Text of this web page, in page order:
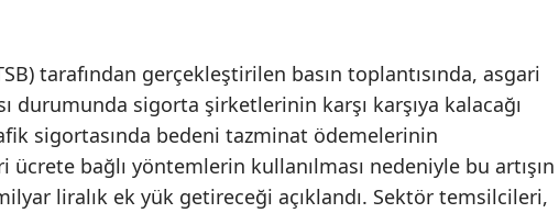
Giresun
Gümüşhane
Hakkari
tarafından gerçekleştirilen basın toplantısında, asgari
durumunda sigorta şirketlerinin karşı karşıya kalacağı
sigortasında bedeni tazminat ödemelerinin
ücrete bağlı yöntemlerin kullanılması nedeniyle bu artışın
liralık ek yük getireceği açıklandı. Sektör temsilcileri,